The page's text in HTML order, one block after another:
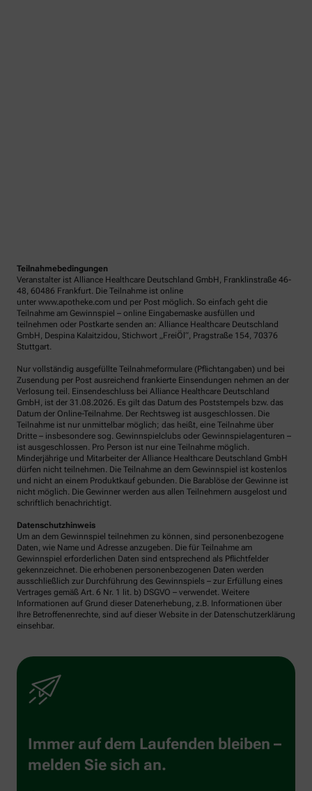
Teilnahmebedingungen
Veranstalter ist Alliance Healthcare Deutschland GmbH, Franklinstraße 46-
48, 60486 Frankfurt. Die Teilnahme ist online
unter www.apotheke.com und per Post möglich. So einfach geht die
Teilnahme am Gewinnspiel – online Eingabemaske ausfüllen und
teilnehmen oder Postkarte senden an: Alliance Healthcare Deutschland
GmbH, Despina Kalaitzidou, Stichwort „FreiÖl“, Pragstraße 154, 70376
Stuttgart.
Nur vollständig ausgefüllte Teilnahmeformulare (Pflichtangaben) und bei
Zusendung per Post ausreichend frankierte Einsendungen nehmen an der
Verlosung teil. Einsendeschluss bei Alliance Healthcare Deutschland
GmbH, ist der 31.08.2026. Es gilt das Datum des Poststempels bzw. das
Datum der Online-Teilnahme. Der Rechtsweg ist ausgeschlossen. Die
Teilnahme ist nur unmittelbar möglich; das heißt, eine Teilnahme über
Dritte – insbesondere sog. Gewinnspielclubs oder Gewinnspielagenturen –
ist ausgeschlossen. Pro Person ist nur eine Teilnahme möglich.
Minderjährige und Mitarbeiter der Alliance Healthcare Deutschland GmbH
dürfen nicht teilnehmen. Die Teilnahme an dem Gewinnspiel ist kostenlos
und nicht an einem Produktkauf gebunden. Die Barablöse der Gewinne ist
nicht möglich. Die Gewinner werden aus allen Teilnehmern ausgelost und
schriftlich benachrichtigt.
Datenschutzhinweis
Um an dem Gewinnspiel teilnehmen zu können, sind personenbezogene
Daten, wie Name und Adresse anzugeben. Die für Teilnahme am
Gewinnspiel erforderlichen Daten sind entsprechend als Pflichtfelder
gekennzeichnet. Die erhobenen personenbezogenen Daten werden
ausschließlich zur Durchführung des Gewinnspiels – zur Erfüllung eines
Vertrages gemäß Art. 6 Nr. 1 lit. b) DSGVO – verwendet. Weitere
Informationen auf Grund dieser Datenerhebung, z.B. Informationen über
Ihre Betroffenenrechte, sind auf dieser Website in der Datenschutzerklärung
einsehbar.
Immer auf dem Laufenden bleiben –
melden Sie sich an.